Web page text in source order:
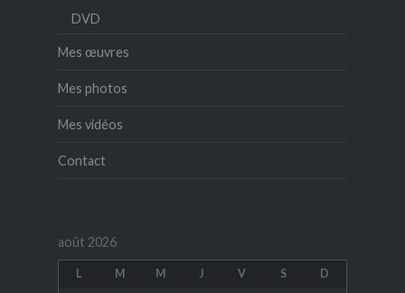
DVD
Mes œuvres
Mes photos
Mes vidéos
Contact
août 2026
L M M J V S D